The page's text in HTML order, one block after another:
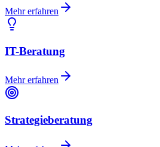
Mehr erfahren
IT-Beratung
Mehr erfahren
Strategieberatung